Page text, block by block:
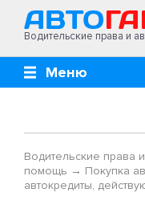
Водительские права и
Меню
Водительские права
помощь → Покупка
автокредиты,